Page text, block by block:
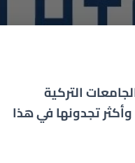
التركية
تجدونها في هذا